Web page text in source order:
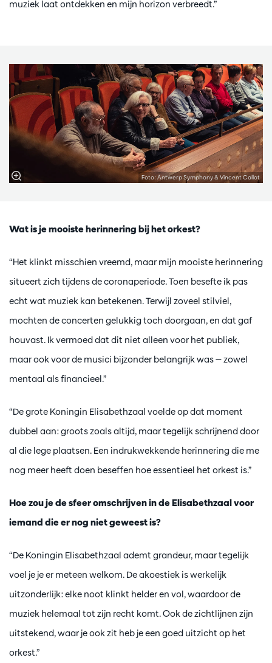
muziek laat ontdekken en mijn horizon verbreedt.”
Foto: Antwerp Symphony & Vincent Callot
Wat is je mooiste herinnering bij het orkest?
“Het klinkt misschien vreemd, maar mijn mooiste herinnering
situeert zich tijdens de coronaperiode. Toen besefte ik pas
echt wat muziek kan betekenen. Terwijl zoveel stilviel,
mochten de concerten gelukkig toch doorgaan, en dat gaf
houvast. Ik vermoed dat dit niet alleen voor het publiek,
maar ook voor de musici bijzonder belangrijk was — zowel
mentaal als financieel.”
“De grote Koningin Elisabethzaal voelde op dat moment
dubbel aan: groots zoals altijd, maar tegelijk schrijnend door
al die lege plaatsen. Een indrukwekkende herinnering die me
nog meer heeft doen beseffen hoe essentieel het orkest is.”
Hoe zou je de sfeer omschrijven in de Elisabethzaal voor
iemand die er nog niet geweest is?
“De Koningin Elisabethzaal ademt grandeur, maar tegelijk
voel je je er meteen welkom. De akoestiek is werkelijk
uitzonderlijk: elke noot klinkt helder en vol, waardoor de
muziek helemaal tot zijn recht komt. Ook de zichtlijnen zijn
uitstekend, waar je ook zit heb je een goed uitzicht op het
orkest.”